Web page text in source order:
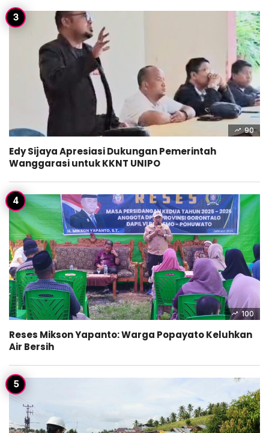
90
Edy Sijaya Apresiasi Dukungan Pemerintah
Wanggarasi untuk KKNT UNIPO
100
Reses Mikson Yapanto: Warga Popayato Keluhkan
Air Bersih